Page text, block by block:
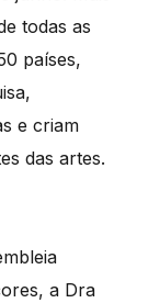
todas as
países,
e criam
das artes.
a Dra